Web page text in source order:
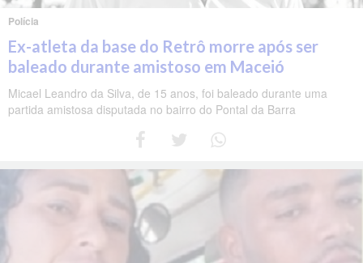
Polícia
Ex-atleta da base do Retrô morre após ser
baleado durante amistoso em Maceió
Micael Leandro da Silva, de 15 anos, foi baleado durante uma
partida amistosa disputada no bairro do Pontal da Barra